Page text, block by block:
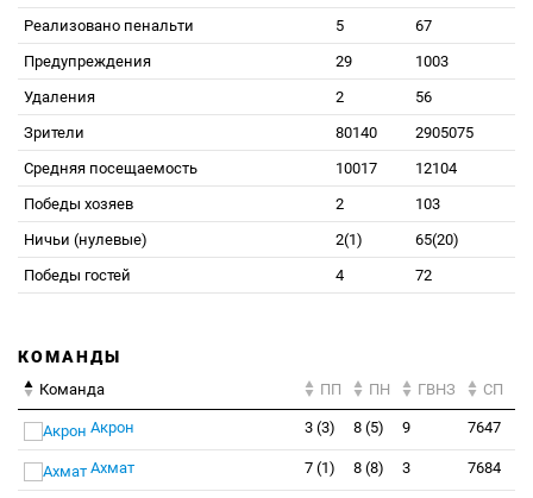
Реализовано пенальти
5
67
Предупреждения
29
1003
Удаления
2
56
Зрители
80140
2905075
Средняя посещаемость
10017
12104
Победы хозяев
2
103
Ничьи (нулевые)
2(1)
65(20)
Победы гостей
4 72
КОМАНДЫ
Команда ПП ПН ГВНЗ СП
Акрон 3 (3) 8 (5) 9 7647
Ахмат 7 (1) 8 (8) 3 7684